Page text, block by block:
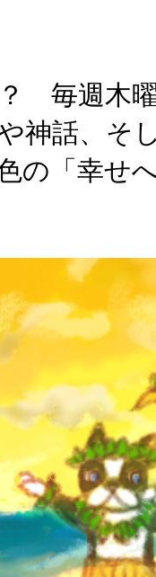
毎週木
神話、そ
の「幸せ